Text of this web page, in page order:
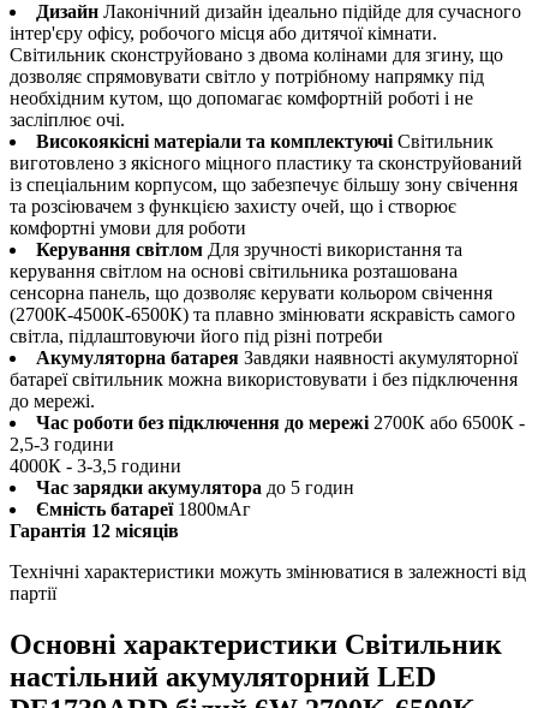
Дизайн Лаконічний дизайн ідеально підійде для сучасного
інтер'єру офісу, робочого місця або дитячої кімнати.
Світильник сконструйовано з двома колінами для згину, що
дозволяє спрямовувати світло у потрібному напрямку під
необхідним кутом, що допомагає комфортній роботі і не
засліплює очі.
Високоякісні матеріали та комплектуючі Світильник
виготовлено з якісного міцного пластику та сконструйований
із спеціальним корпусом, що забезпечує більшу зону свічення
та розсіювачем з функцією захисту очей, що і створює
комфортні умови для роботи
Керування світлом Для зручності використання та
керування світлом на основі світильника розташована
сенсорна панель, що дозволяє керувати кольором свічення
(2700К-4500К-6500К) та плавно змінювати яскравість самого
світла, підлаштовуючи його під різні потреби
Акумуляторна батарея Завдяки наявності акумуляторної
батареї світильник можна використовувати і без підключення
до мережі.
Час роботи без підключення до мережі 2700К або 6500К -
2,5-3 години
4000К - 3-3,5 години
Час зарядки акумулятора до 5 годин
Ємність батареї1800мАг
Гарантія 12 місяців
Технічні характеристики можуть змінюватися в залежності від
партії
Основні характеристики Свiтильник
настiльний акумуляторний LED